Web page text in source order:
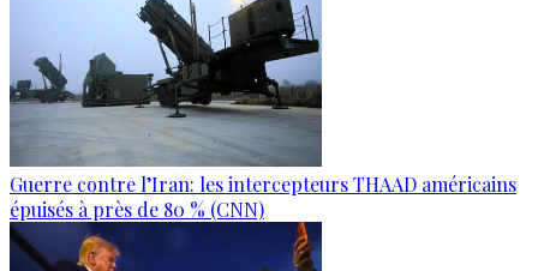
Guerre contre l’Iran: les intercepteurs THAAD américains
épuisés à près de 80 % (CNN)